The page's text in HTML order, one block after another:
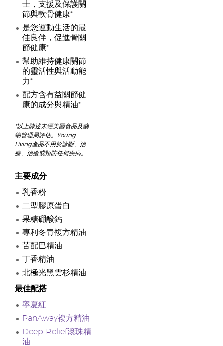
士，支援及保護關
節與軟骨健康*
是您運動生活的最
佳良伴，促進骨關
節健康*
幫助維持健康關節
的靈活性與活動能
力*
配方含有益關節健
康的成分與精油*
*以上陳述未經美國食品及藥
物管理局評估。Young
Living產品不用於診斷、治
療、治癒或預防任何疾病。
主要成分
乳香粉
二型膠原蛋白
果糖硼酸鈣
專利冬青複方精油
苦配巴精油
丁香精油
北極光黑雲杉精油
最佳配搭
寧夏紅
PanAway複方精油
Deep Relief滾珠精
油